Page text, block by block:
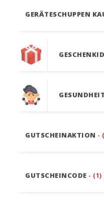
GERÄTESCHUPPEN
GESUNDHEIT
GUTSCHEINAKTION -
GUTSCHEINCODE - (1)